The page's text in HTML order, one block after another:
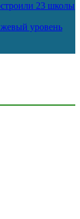
23 школы
уровень